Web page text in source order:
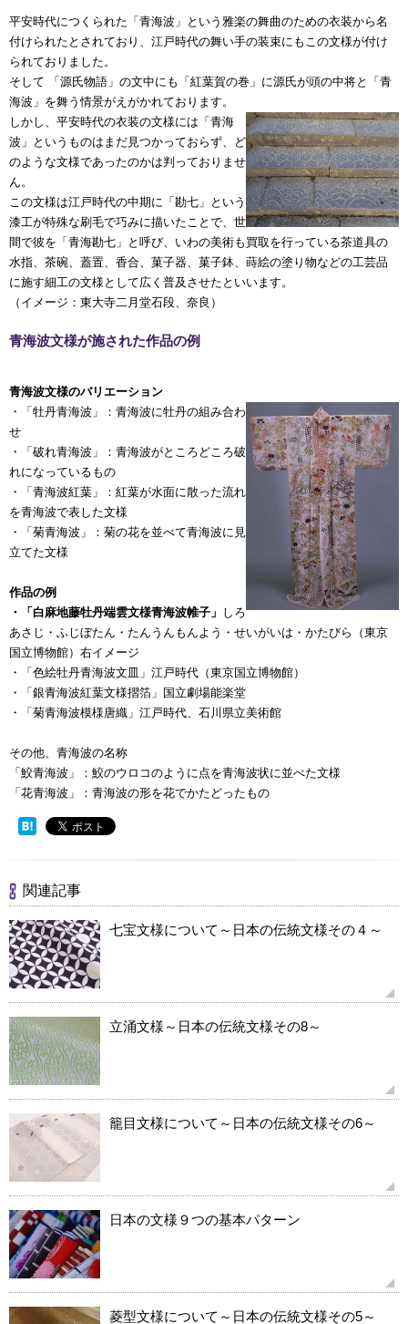
平安時代につくられた「青海波」という雅楽の舞曲のための衣装から名
付けられたとされており、江戸時代の舞い手の装束にもこの文様が付け
られておりました。
そして 「源氏物語」の文中にも「紅葉賀の巻」に源氏が頭の中将と「青
海波」を舞う情景がえがかれております。
しかし、平安時代の衣装の文様には「青海
波」というものはまだ見つかっておらず、ど
のような文様であったのかは判っておりませ
ん。
この文様は江戸時代の中期に「勘七」という
漆工が特殊な刷毛で巧みに描いたことで、世
間で彼を「青海勘七」と呼び、いわの美術も買取を行っている茶道具の
水指、茶碗、蓋置、香合、菓子器、菓子鉢、蒔絵の塗り物などの工芸品
に施す細工の文様として広く普及させたといいます。
（イメージ：東大寺二月堂石段、奈良）
青海波文様が施された作品の例
青海波文様のバリエーション
・「牡丹青海波」：青海波に牡丹の組み合わ
せ
・「破れ青海波」：青海波がところどころ破
れになっているもの
・「青海波紅葉」：紅葉が水面に散った流れ
を青海波で表した文様
・「菊青海波」：菊の花を並べて青海波に見
立てた文様
作品の例
・「白麻地藤牡丹端雲文様青海波帷子」 しろ
あさじ・ふじぼたん・たんうんもんよう・せいがいは・かたびら（東京
国立博物館）右イメージ
・「色絵牡丹青海波文皿」江戸時代（東京国立博物館）
・「銀青海波紅葉文様摺箔」国立劇場能楽堂
・「菊青海波模様唐織」江戸時代、石川県立美術館
その他、青海波の名称
「鮫青海波」：鮫のウロコのように点を青海波状に並べた文様
「花青海波」：青海波の形を花でかたどったもの
関連記事
七宝文様について～日本の伝統文様その４～
立涌文様～日本の伝統文様その8～
籠目文様について～日本の伝統文様その6～
日本の文様９つの基本パターン
菱型文様について～日本の伝統文様その5～